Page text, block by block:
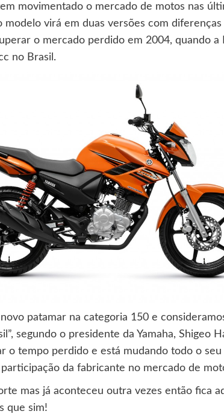
movimentado o mercado de motos nas
virá em duas versões com diferenças
o mercado perdido em 2004, quando a
no Brasil.
patamar na categoria 150 e
segundo o presidente da Yamaha, Shigeo
o tempo perdido e está mudando todo o seu
da fabricante no mercado de
mas já aconteceu outra vezes então fica
que sim!